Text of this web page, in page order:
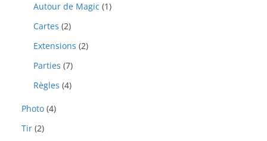
Autour de Magic (1)
Cartes (2)
Extensions (2)
Parties (7)
Règles (4)
Photo (4)
Tir (2)